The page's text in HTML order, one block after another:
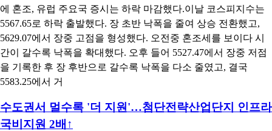
에 혼조, 유럽 주요국 증시는 하락 마감했다.이날 코스피지수는
5567.65로 하락 출발했다. 장 초반 낙폭을 줄여 상승 전환했고,
5629.07에서 장중 고점을 형성했다. 오전중 혼조세를 보이다 시
간이 갈수록 낙폭을 확대했다. 오후 들어 5527.47에서 장중 저점
을 기록한 후 장 후반으로 갈수록 낙폭을 다소 줄였고, 결국
5583.25에서 거
수도권서 멀수록 '더 지원'…첨단전략산업단지 인프라
국비지원 2배↑